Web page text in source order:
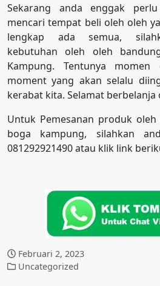
Sekarang anda enggak
mencari tempat beli oleh oleh
lengkap ada semua,
kebutuhan oleh oleh
Kampung. Tentunya
moment yang akan selalu
kerabat kita. Selamat berbelanja
Untuk Pemesanan produk
boga kampung, silahkan
081292921490 atau klik link
Februari 2, 2023
Uncategorized